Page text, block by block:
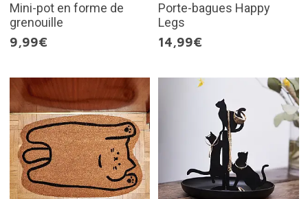
Mini-pot en forme de
grenouille
9,99€
Porte-bagues Happy
Legs
14,99€